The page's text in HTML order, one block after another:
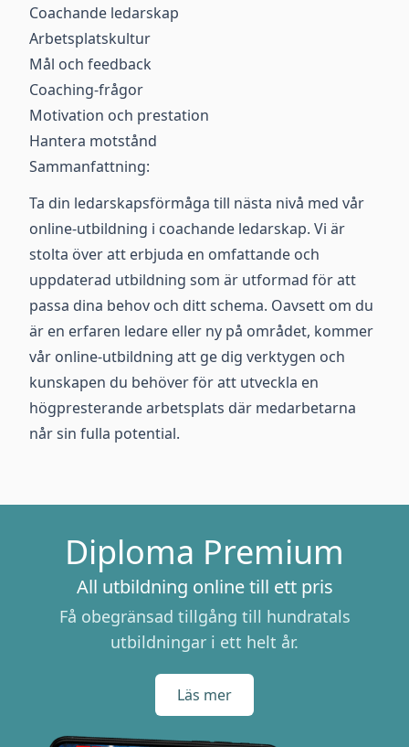
Coachande ledarskap
Arbetsplatskultur
Mål och feedback
Coaching-frågor
Motivation och prestation
Hantera motstånd
Sammanfattning:
Ta din ledarskapsförmåga till nästa nivå med vår
online-utbildning i coachande ledarskap. Vi är
stolta över att erbjuda en omfattande och
uppdaterad utbildning som är utformad för att
passa dina behov och ditt schema. Oavsett om du
är en erfaren ledare eller ny på området, kommer
vår online-utbildning att ge dig verktygen och
kunskapen du behöver för att utveckla en
högpresterande arbetsplats där medarbetarna
når sin fulla potential.
Diploma Premium
All utbildning online till ett pris
Få obegränsad tillgång till hundratals
utbildningar i ett helt år.
Läs mer